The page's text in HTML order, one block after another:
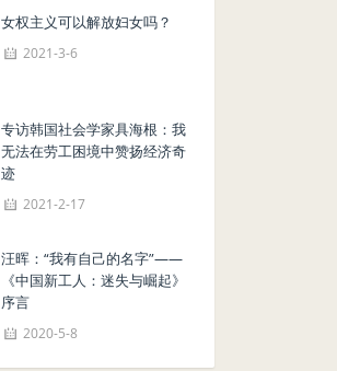
女权主义可以解放妇女吗？
2021-3-6
专访韩国社会学家具海根：我
无法在劳工困境中赞扬经济奇
迹
2021-2-17
汪晖：“我有自己的名字”——
《中国新工人：迷失与崛起》
序言
2020-5-8